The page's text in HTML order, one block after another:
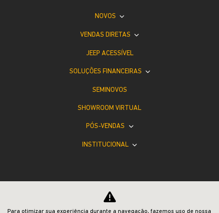
NOVOS
VENDAS DIRETAS
JEEP ACESSÍVEL
SOLUÇÕES FINANCEIRAS
SEMINOVOS
SHOWROOM VIRTUAL
PÓS-VENDAS
INSTITUCIONAL
Para otimizar sua experiência durante a navegação, fazemos uso de nossa